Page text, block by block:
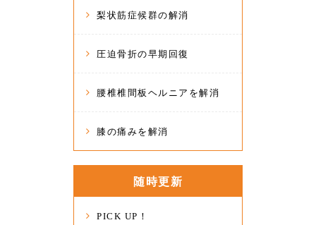
梨状筋症候群の解消
圧迫骨折の早期回復
腰椎椎間板ヘルニアを解消
膝の痛みを解消
随時更新
PICK UP！